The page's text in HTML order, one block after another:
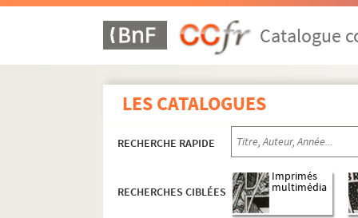
Catalogue
LES CATALOGUES
RECHERCHE RAPIDE
RECHERCHES CIBLÉES
Imprimés
multimédia